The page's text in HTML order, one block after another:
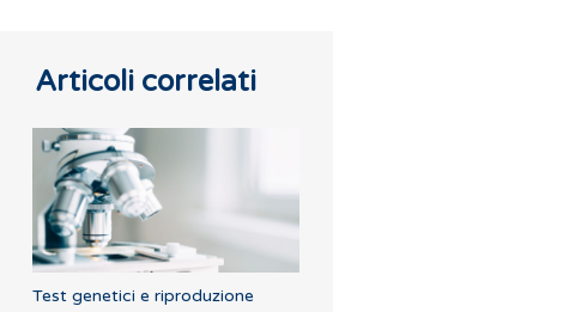
Articoli correlati
Test genetici e riproduzione